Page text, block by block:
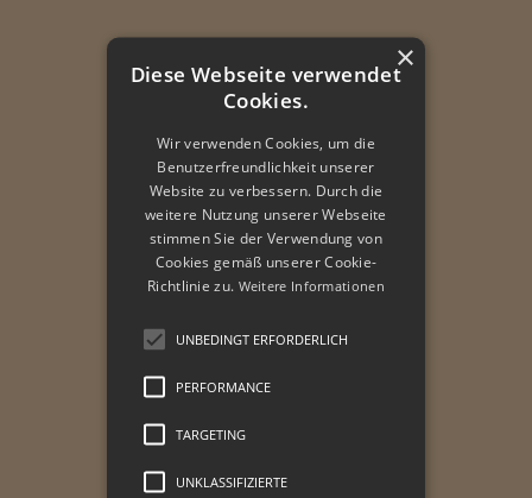
×
Diese Webseite verwendet
Cookies.
Wir verwenden Cookies, um die
Benutzerfreundlichkeit unserer
Website zu verbessern. Durch die
weitere Nutzung unserer Webseite
stimmen Sie der Verwendung von
Cookies gemäß unserer Cookie-
Richtlinie zu. Weitere Informationen
UNBEDINGT ERFORDERLICH
PERFORMANCE
TARGETING
UNKLASSIFIZIERTE